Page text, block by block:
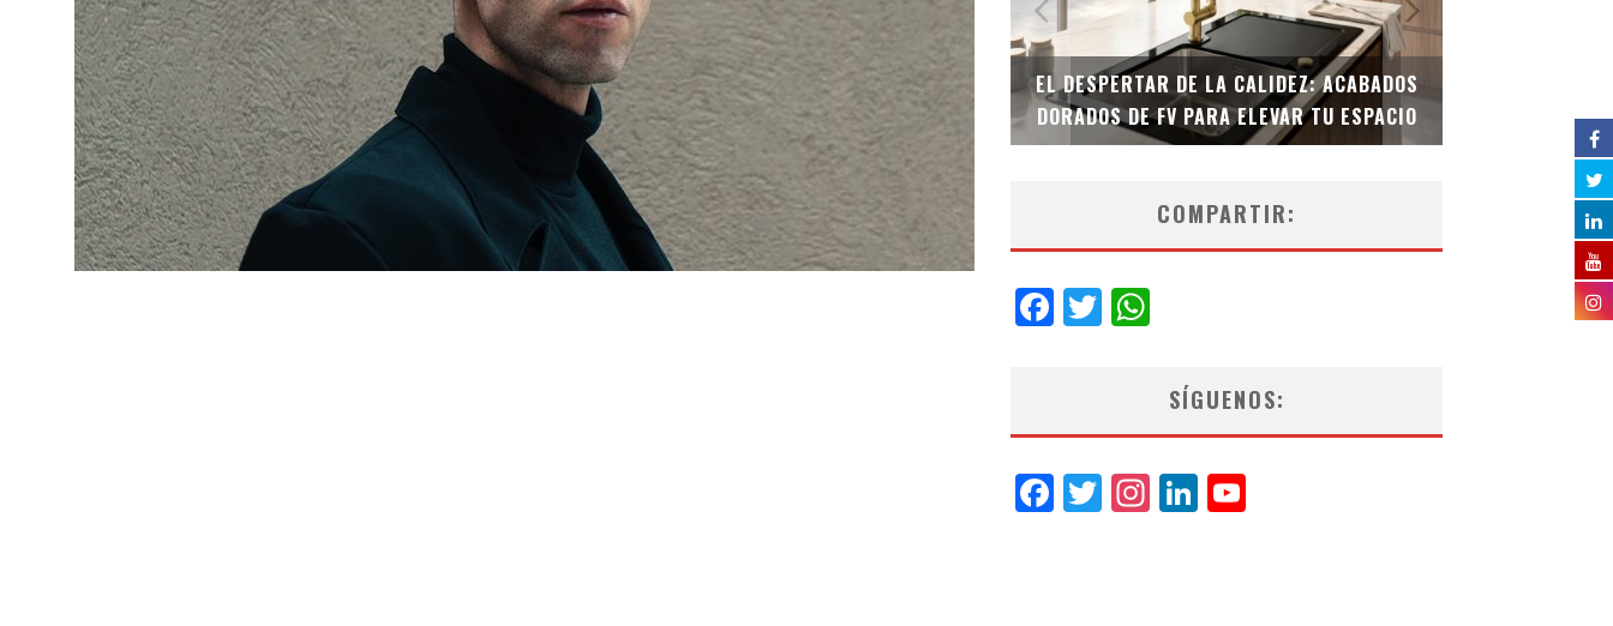
SAINT-GOBAIN IMPTEK – XI CONVENCIÓN
INTERNACIONAL
EL DESPERTAR DE LA CALIDEZ: ACABADOS
DORADOS DE FV PARA ELEVAR TU ESPACIO
EL INODORO
COMPARTIR:
Facebook
Twitter
SÍGUENOS:
Facebook
Twitter
Instagram
LinkedIn